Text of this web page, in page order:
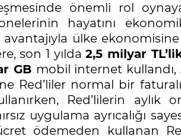
önemli rol
hayatını
avantajıyla ülke
son 1 yılda2,5 milyar
GB mobil internet kullandı,
Red’liler normal bir
Red’lilerin aylık
uygulama ayrıcalığı
ödemeden kullanan